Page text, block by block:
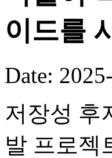
이드를
Date:
저장성 후
발 프로젝